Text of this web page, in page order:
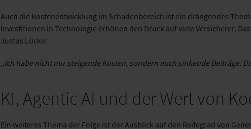
Auch die Kostenentwicklung im Schadenbereich ist ein drängendes
Investitionen in Technologie erhöhen den Druck auf viele Versicherer.
Justus Lücke:
„Ich habe nicht nur steigende Kosten, sondern auch sinkende Beiträge.
KI, Agentic AI und der Wert von
Ein weiteres Thema der Folge ist der Ausblick auf den Reifegrad von